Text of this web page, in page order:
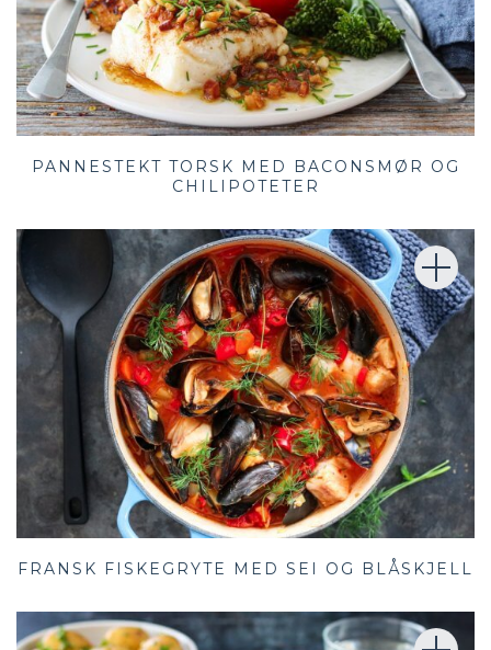
PANNESTEKT TORSK MED BACONSMØR OG
CHILIPOTETER
FRANSK FISKEGRYTE MED SEI OG BLÅSKJELL